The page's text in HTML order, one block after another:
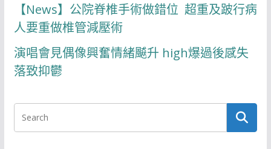
【News】公院脊椎手術做錯位 超重及跛行病
人要重做椎管減壓術
演唱會見偶像興奮情緒飇升 high爆過後感失
落致抑鬱